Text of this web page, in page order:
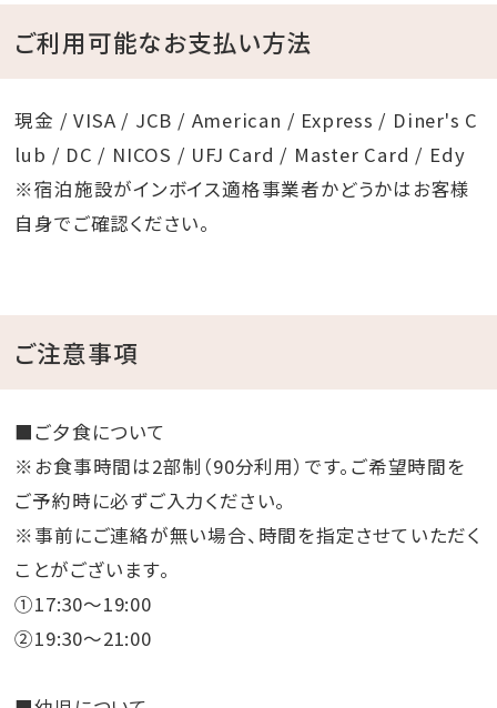
ご利用可能なお支払い方法
現金 / VISA / JCB / American / Express / Diner's C
lub / DC / NICOS / UFJ Card / Master Card / Edy
※宿泊施設がインボイス適格事業者かどうかはお客様
自身でご確認ください。
ご注意事項
■ご夕食について
※お食事時間は2部制（90分利用）です。ご希望時間を
ご予約時に必ずご入力ください。
※事前にご連絡が無い場合、時間を指定させていただく
ことがございます。
①17:30～19:00
②19:30～21:00